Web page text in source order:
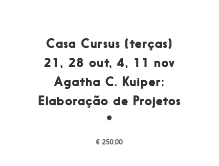
Casa Cursus (terças)
21, 28 out, 4, 11 nov
Agatha C. Kuiper:
Elaboração de Projetos
*
€ 250,00